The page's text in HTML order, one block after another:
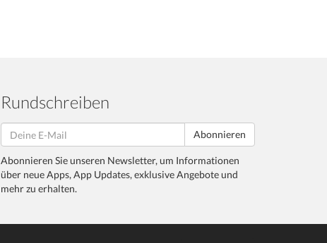
Rundschreiben
Abonnieren
Abonnieren Sie unseren Newsletter, um Informationen
über neue Apps, App Updates, exklusive Angebote und
mehr zu erhalten.